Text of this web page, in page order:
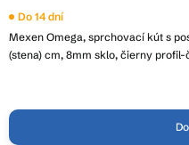
Mexen Omega, sprchovací kút s
(stena) cm, 8mm sklo, čierny
Do 14 dní